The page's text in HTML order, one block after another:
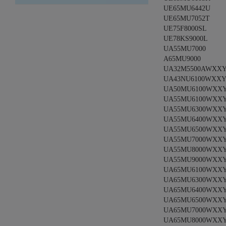
UE65MU6442U
UE65MU7052T
UE75F8000SL
UE78KS9000L
UA55MU7000
A65MU9000
UA43NU6100WXXY